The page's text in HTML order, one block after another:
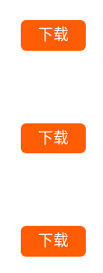
下载
下载
下载